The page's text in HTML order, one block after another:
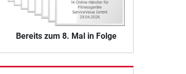
Bereits zum 8. Mal in Folge